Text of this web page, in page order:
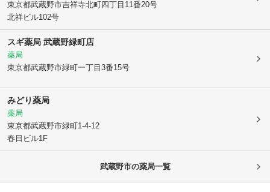
東京都武蔵野市吉祥寺北町四丁目11番20号
北祥ビル102号
スギ薬局 武蔵野緑町店
薬局
東京都武蔵野市緑町一丁目3番15号
みどり薬局
薬局
東京都武蔵野市緑町1-4-12
春日ビル1F
武蔵野市の薬局一覧